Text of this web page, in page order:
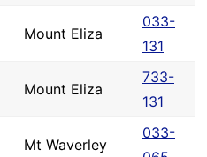
Mount Eliza
033-
131
Mount Eliza
733-
131
Mt Waverley
033-